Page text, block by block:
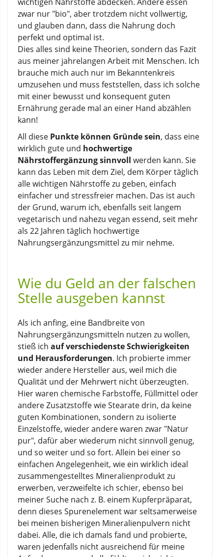
zwar nur "bio", aber trotzdem nicht vollwertig,
und glauben dann, dass die Nahrung doch
perfekt und optimal ist.
Dies alles sind keine Theorien, sondern das Fazit
aus meiner jahrelangen Arbeit mit Menschen. Ich
brauche mich auch nur im Bekanntenkreis
umzusehen und muss feststellen, dass ich solche
mit einer bewusst und konsequent guten
Ernährung gerade mal an einer Hand abzählen
kann!
All diese Punkte können Gründe sein, dass eine
wirklich gute und hochwertige
Nährstoffergänzung sinnvoll werden kann. Sie
kann das Leben mit dem Ziel, dem Körper täglich
alle wichtigen Nährstoffe zu geben, einfach
einfacher und stressfreier machen. Das ist auch
der Grund, warum ich, ebenfalls seit langem
vegetarisch und nahezu vegan essend, seit mehr
als 22 Jahren täglich hochwertige
Nahrungsergänzungsmittel zu mir nehme.
Wie du Geld an der falschen
Stelle ausgeben kannst
Als ich anfing, eine Bandbreite von
Nahrungsergänzungsmitteln nutzen zu wollen,
stieß ich auf verschiedenste Schwierigkeiten
und Herausforderungen. Ich probierte immer
wieder andere Hersteller aus, weil mich die
Qualität und der Mehrwert nicht überzeugten.
Hier waren chemische Farbstoffe, Füllmittel oder
andere Zusatzstoffe wie Stearate drin, da keine
guten Kombinationen, sondern zu isolierte
Einzelstoffe, wieder andere waren zwar "Natur
pur", dafür aber wiederum nicht sinnvoll genug,
und so weiter und so fort. Allein bei einer so
einfachen Angelegenheit, wie ein wirklich ideal
zusammengestelltes Mineralienprodukt zu
erwerben, verzweifelte ich schier, ebenso bei
meiner Suche nach z. B. einem Kupferpräparat,
denn dieses Spurenelement war seltsamerweise
bei meinen bisherigen Mineralienpulvern nicht
dabei. Alle, die ich damals fand und probierte,
waren jedenfalls nicht ausreichend für meine